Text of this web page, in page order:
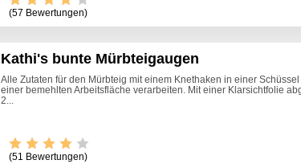
(57 Bewertungen)
Kathi's bunte Mürbteigaugen
Alle Zutaten für den Mürbteig mit einem Knethaken in einer
einer bemehlten Arbeitsfläche verarbeiten. Mit einer Klarsichtfolie
2...
(51 Bewertungen)